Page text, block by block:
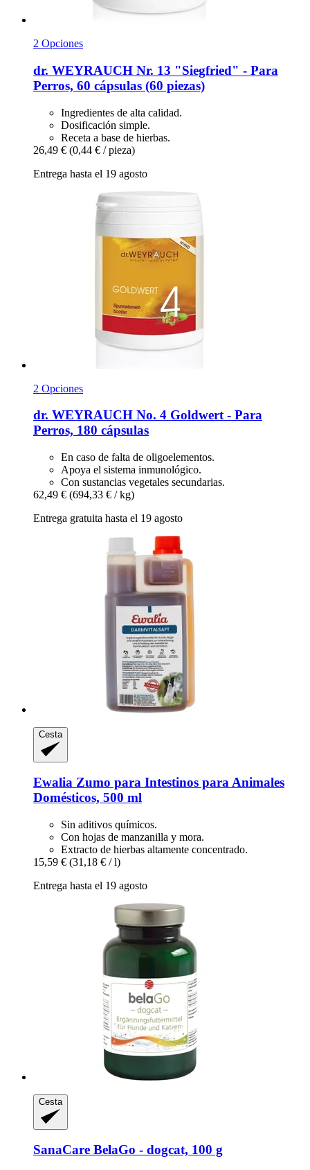
2 Opciones
dr. WEYRAUCH Nr. 13 "Siegfried" -​ Para
Perros, 60 cápsulas (60 piezas)
Ingredientes de alta calidad.
Dosificación simple.
Receta a base de hierbas.
26,49 € (0,44 € / pieza)
Entrega hasta el 19 agosto
2 Opciones
dr. WEYRAUCH No. 4 Goldwert -​ Para
Perros, 180 cápsulas
En caso de falta de oligoelementos.
Apoya el sistema inmunológico.
Con sustancias vegetales secundarias.
62,49 € (694,33 € / kg)
Entrega gratuita hasta el 19 agosto
Cesta
Ewalia Zumo para Intestinos para Animales
Domésticos, 500 ml
Sin aditivos químicos.
Con hojas de manzanilla y mora.
Extracto de hierbas altamente concentrado.
15,59 € (31,18 € / l)
Entrega hasta el 19 agosto
Cesta
SanaCare BelaGo -​ dogcat, 100 g